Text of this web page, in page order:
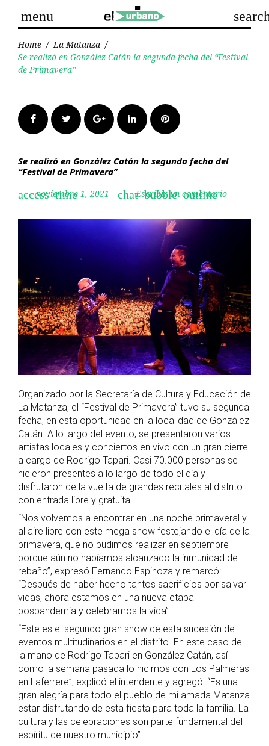
content
menu
Home / La Matanza /
Se realizó en González Catán la segunda fecha del “Festival
de Primavera”
FacebookTwitter Google+LinkedInPinterest
Se realizó en González Catán la segunda fecha del
“Festival de Primavera”
access_time
noviembre 1, 2021 chat_bubble_outline
Escribir un comentario
Organizado por la Secretaría de Cultura y Educación de
La Matanza, el “Festival de Primavera” tuvo su segunda
fecha, en esta oportunidad en la localidad de González
Catán. A lo largo del evento, se presentaron varios
artistas locales y conciertos en vivo con un gran cierre
a cargo de Rodrigo Tapari. Casi 70.000 personas se
hicieron presentes a lo largo de todo el día y
disfrutaron de la vuelta de grandes recitales al distrito
con entrada libre y gratuita.
“Nos volvemos a encontrar en una noche primaveral y
al aire libre con este mega show festejando el día de la
primavera, que no pudimos realizar en septiembre
porque aún no habíamos alcanzado la inmunidad de
rebaño”, expresó Fernando Espinoza y remarcó:
“Después de haber hecho tantos sacrificios por salvar
vidas, ahora estamos en una nueva etapa
pospandemia y celebramos la vida”.
“Este es el segundo gran show de esta sucesión de
eventos multitudinarios en el distrito. En este caso de
la mano de Rodrigo Tapari en González Catán, así
como la semana pasada lo hicimos con Los Palmeras
en Laferrere”, explicó el intendente y agregó: “Es una
gran alegría para todo el pueblo de mi amada Matanza
estar disfrutando de esta fiesta para toda la familia. La
cultura y las celebraciones son parte fundamental del
espíritu de nuestro municipio”.